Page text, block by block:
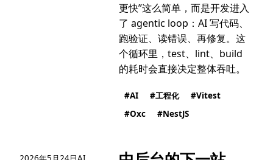
更快”这么简单，而是开发进入
了 agentic loop：AI 写代码、
跑验证、读错误、再修复。这
个循环里，test、lint、build
的耗时会直接决定整体吞吐。
AI 工程化
Vitest
Oxc
NestJS